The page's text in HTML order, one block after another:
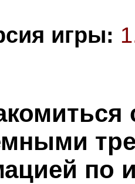
игры:
по